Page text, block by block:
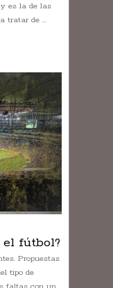
es la de las
tratar de ...
el fútbol?
Propuestas
tipo de